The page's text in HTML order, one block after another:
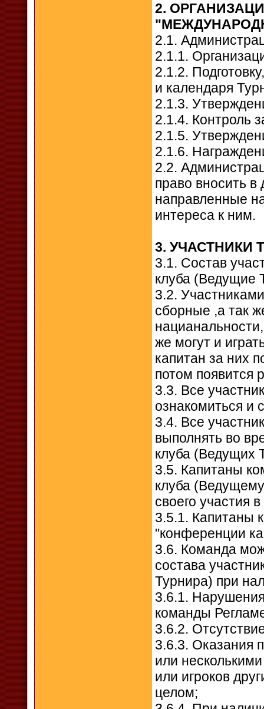
2.
2.1.
2.1.1.
2.1.2.
и календаря
2.1.3.
2.1.4. Контроль
2.1.5.
2.1.6.
2.2.
право вносить
направленные
интереса к ним.
3. УЧАСТНИКИ
3.1. Состав
клуба (Ведущие
3.2.
сборные ,а так
же могут и
капитан за них
потом появится
3.3. Все
ознакомиться и
3.4. Все
выполнять во
клуба (Ведущих
3.5. Капитаны
клуба
своего участия
3.5.1. Капитаны
"конференции
3.6. Команда
состава
Турнира) при
3.6.1.
команды
3.6.2.
3.6.3. Оказания
или
или игроков
целом;